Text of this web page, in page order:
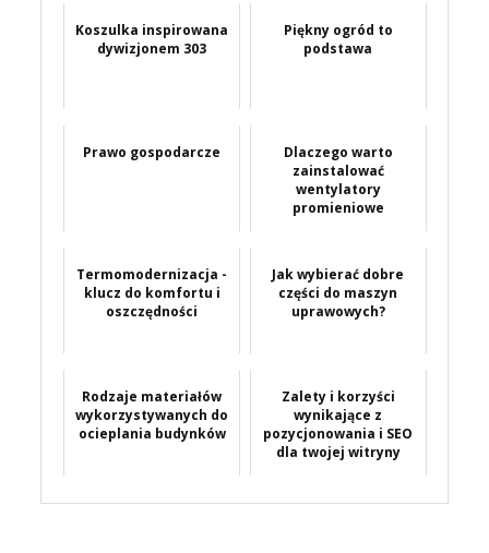
Koszulka inspirowana
dywizjonem 303
Piękny ogród to
podstawa
Prawo gospodarcze
Dlaczego warto
zainstalować
wentylatory
promieniowe
Termomodernizacja -
klucz do komfortu i
oszczędności
Jak wybierać dobre
części do maszyn
uprawowych?
Rodzaje materiałów
wykorzystywanych do
ocieplania budynków
Zalety i korzyści
wynikające z
pozycjonowania i SEO
dla twojej witryny